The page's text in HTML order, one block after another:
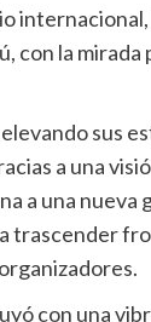
con la
sus
a una
a una nueva
trascender
con una